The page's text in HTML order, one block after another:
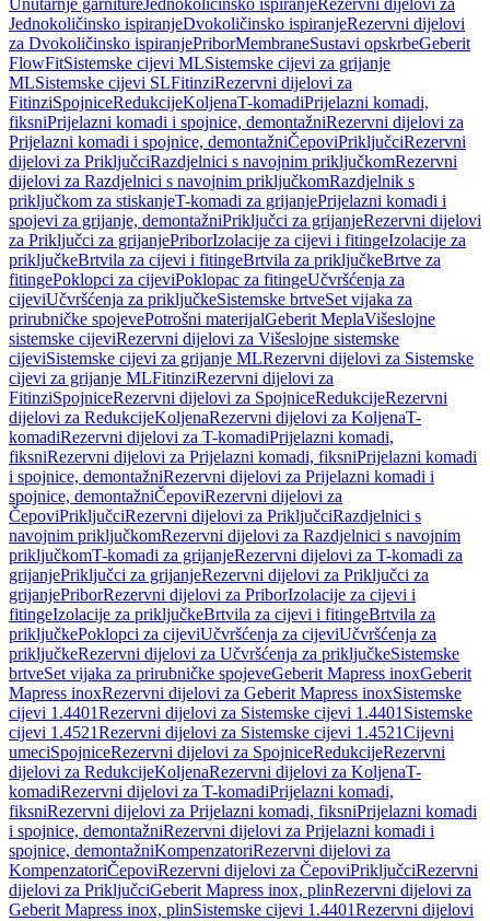
Unutarnje garnitureJednokoličinsko ispiranjeRezervni dijelovi za
Jednokoličinsko ispiranjeDvokoličinsko ispiranjeRezervni dijelovi
za Dvokoličinsko ispiranjePriborMembraneSustavi opskrbeGeberit
FlowFitSistemske cijevi MLSistemske cijevi za grijanje
MLSistemske cijevi SLFitinziRezervni dijelovi za
FitinziSpojniceRedukcijeKoljenaT-komadiPrijelazni komadi,
fiksniPrijelazni komadi i spojnice, demontažniRezervni dijelovi za
Prijelazni komadi i spojnice, demontažniČepoviPriključciRezervni
dijelovi za PriključciRazdjelnici s navojnim priključkomRezervni
dijelovi za Razdjelnici s navojnim priključkomRazdjelnik s
priključkom za stiskanjeT-komadi za grijanjePrijelazni komadi i
spojevi za grijanje, demontažniPriključci za grijanjeRezervni dijelovi
za Priključci za grijanjePriborIzolacije za cijevi i fitingeIzolacije za
priključkeBrtvila za cijevi i fitingeBrtvila za priključkeBrtve za
fitingePoklopci za cijeviPoklopac za fitingeUčvršćenja za
cijeviUčvršćenja za priključkeSistemske brtveSet vijaka za
prirubničke spojevePotrošni materijalGeberit MeplaVišeslojne
sistemske cijeviRezervni dijelovi za Višeslojne sistemske
cijeviSistemske cijevi za grijanje MLRezervni dijelovi za Sistemske
cijevi za grijanje MLFitinziRezervni dijelovi za
FitinziSpojniceRezervni dijelovi za SpojniceRedukcijeRezervni
dijelovi za RedukcijeKoljenaRezervni dijelovi za KoljenaT-
komadiRezervni dijelovi za T-komadiPrijelazni komadi,
fiksniRezervni dijelovi za Prijelazni komadi, fiksniPrijelazni komadi
i spojnice, demontažniRezervni dijelovi za Prijelazni komadi i
spojnice, demontažniČepoviRezervni dijelovi za
ČepoviPriključciRezervni dijelovi za PriključciRazdjelnici s
navojnim priključkomRezervni dijelovi za Razdjelnici s navojnim
priključkomT-komadi za grijanjeRezervni dijelovi za T-komadi za
grijanjePriključci za grijanjeRezervni dijelovi za Priključci za
grijanjePriborRezervni dijelovi za PriborIzolacije za cijevi i
fitingeIzolacije za priključkeBrtvila za cijevi i fitingeBrtvila za
priključkePoklopci za cijeviUčvršćenja za cijeviUčvršćenja za
priključkeRezervni dijelovi za Učvršćenja za priključkeSistemske
brtveSet vijaka za prirubničke spojeveGeberit Mapress inoxGeberit
Mapress inoxRezervni dijelovi za Geberit Mapress inoxSistemske
cijevi 1.4401Rezervni dijelovi za Sistemske cijevi 1.4401 Sistemske
cijevi 1.4521Rezervni dijelovi za Sistemske cijevi 1.4521Cijevni
umeciSpojniceRezervni dijelovi za SpojniceRedukcijeRezervni
dijelovi za RedukcijeKoljenaRezervni dijelovi za KoljenaT-
komadiRezervni dijelovi za T-komadiPrijelazni komadi,
fiksniRezervni dijelovi za Prijelazni komadi, fiksniPrijelazni komadi
i spojnice, demontažniRezervni dijelovi za Prijelazni komadi i
spojnice, demontažniKompenzatoriRezervni dijelovi za
KompenzatoriČepoviRezervni dijelovi za ČepoviPriključciRezervni
dijelovi za PriključciGeberit Mapress inox, plinRezervni dijelovi za
Geberit Mapress inox, plinSistemske cijevi 1.4401Rezervni dijelovi